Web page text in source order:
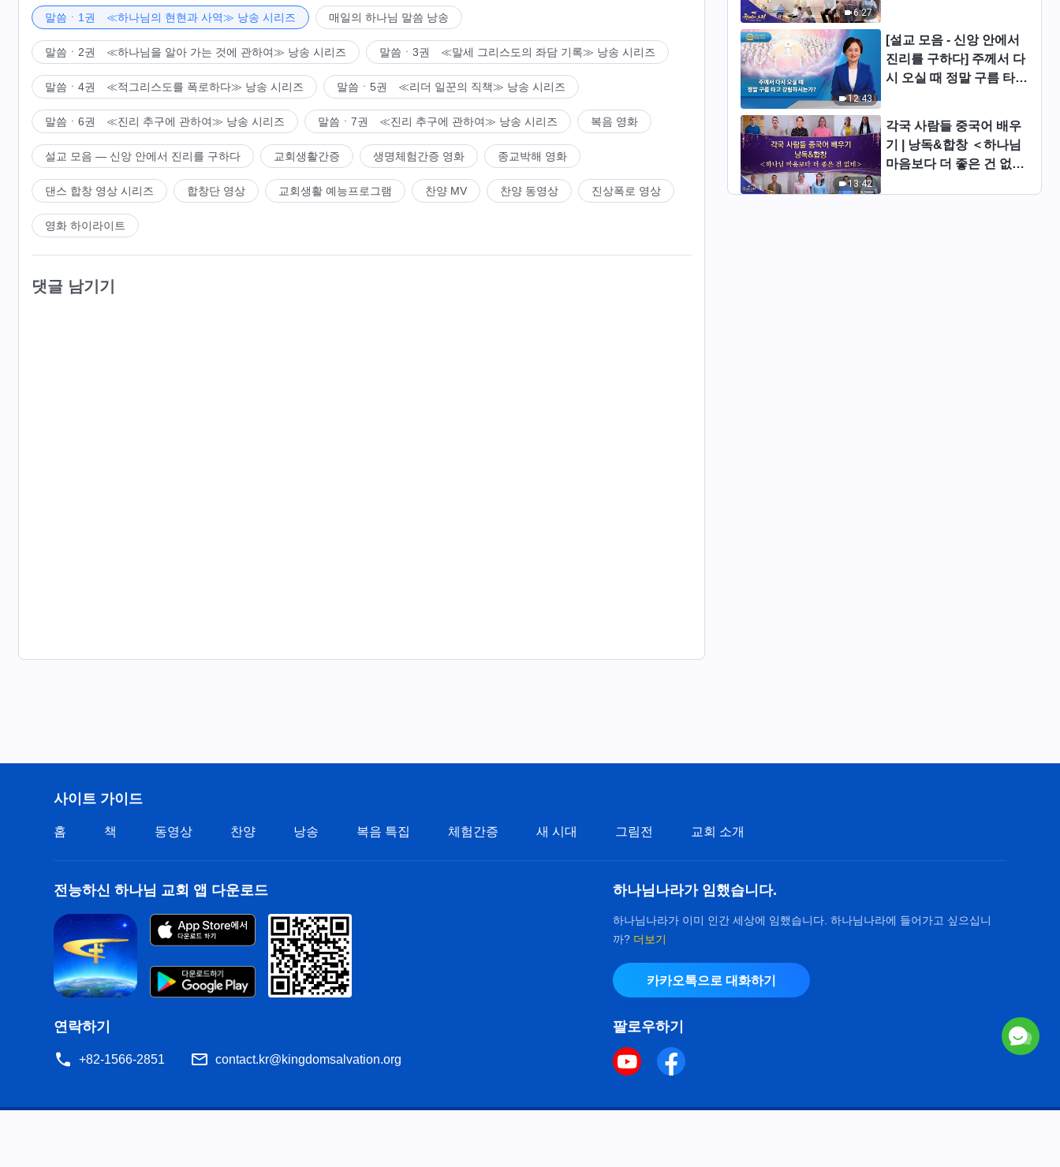
32:04
전능하신 하나님 말씀 낭송 ＜사
람의 삶을 정상으로 회복시켜 사
람을 아름다운 종착지로 이끌어
간다＞(상)
49:09
전능하신 하나님 말씀 낭송 ＜사
람의 삶을 정상으로 회복시켜 사
람을 아름다운 종착지로 이끌어
간다＞(하)
전능하신 하나님 말씀 낭송 ＜하
나님은 사람과 함께 안식에 들어
말씀ㆍ1권 ≪하나님의 현현과 사역≫ 낭송 시리즈 매일의 하나님 말씀 낭송
말씀ㆍ2권 ≪하나님을 알아 가는 것에 관하여≫ 낭송 시리즈 말씀ㆍ3권 ≪말세 그리스도의 좌담 기록≫ 낭송 시리즈
말씀ㆍ4권 ≪적그리스도를 폭로하다≫ 낭송 시리즈 말씀ㆍ5권 ≪리더 일꾼의 직책≫ 낭송 시리즈
말씀ㆍ6권 ≪진리 추구에 관하여≫ 낭송 시리즈 말씀ㆍ7권 ≪진리 추구에 관하여≫ 낭송 시리즈 복음 영화
설교 모음 ― 신앙 안에서 진리를 구하다 교회생활간증 생명체험간증 영화 종교박해 영화
댄스 합창 영상 시리즈 합창단 영상 교회생활 예능프로그램 찬양 MV 찬양 동영상 진상폭로 영상
영화 하이라이트
댓글 남기기
6:27
12:43
[설교 모음 - 신앙 안에서
진리를 구하다] 주께서 다
시 오실 때 정말 구름 타고
13:42
각국 사람들 중국어 배우
기 | 낭독&합창 ＜하나님
마음보다 더 좋은 건 없네
사이트 가이드
홈 책 동영상 찬양 낭송 복음 특집 체험간증 새 시대 그림전 교회 소개
전능하신 하나님 교회 앱 다운로드
연락하기
+82-1566-2851 contact.kr@kingdomsalvation.org
하나님나라가 임했습니다.
하나님나라가 이미 인간 세상에 임했습니다. 하나님나라에 들어가고 싶으십니
까? 더보기
카카오톡으로 대화하기
팔로우하기